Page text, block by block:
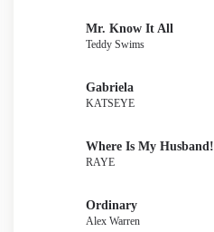
Mr. Know It All
Teddy Swims
Gabriela
KATSEYE
Where Is My Husband!
RAYE
Ordinary
Alex Warren